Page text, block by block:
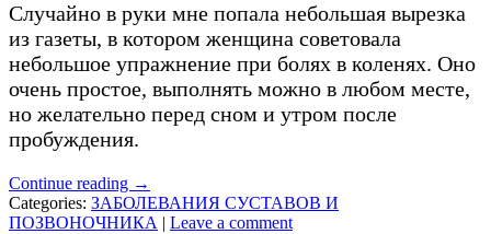
Случайно в руки мне попала небольшая вырезка
из газеты, в котором женщина советовала
небольшое упражнение при болях в коленях. Оно
очень простое, выполнять можно в любом месте,
но желательно перед сном и утром после
пробуждения.
Continue reading →
Categories: ЗАБОЛЕВАНИЯ СУСТАВОВ И
ПОЗВОНОЧНИКА | Leave a comment